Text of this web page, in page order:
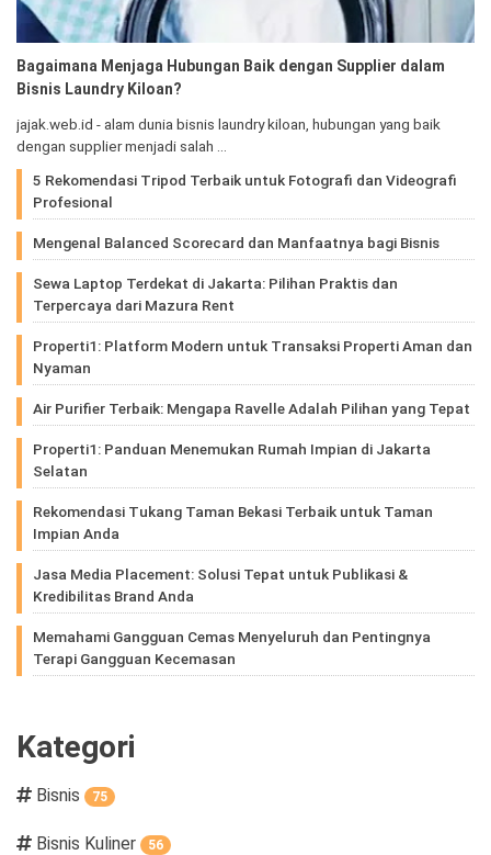
Bagaimana Menjaga Hubungan Baik dengan Supplier dalam
Bisnis Laundry Kiloan?
jajak.web.id - alam dunia bisnis laundry kiloan, hubungan yang baik
dengan supplier menjadi salah …
5 Rekomendasi Tripod Terbaik untuk Fotografi dan Videografi
Profesional
Mengenal Balanced Scorecard dan Manfaatnya bagi Bisnis
Sewa Laptop Terdekat di Jakarta: Pilihan Praktis dan
Terpercaya dari Mazura Rent
Properti1: Platform Modern untuk Transaksi Properti Aman dan
Nyaman
Air Purifier Terbaik: Mengapa Ravelle Adalah Pilihan yang Tepat
Properti1: Panduan Menemukan Rumah Impian di Jakarta
Selatan
Rekomendasi Tukang Taman Bekasi Terbaik untuk Taman
Impian Anda
Jasa Media Placement: Solusi Tepat untuk Publikasi &
Kredibilitas Brand Anda
Memahami Gangguan Cemas Menyeluruh dan Pentingnya
Terapi Gangguan Kecemasan
Kategori
Bisnis 75
Bisnis Kuliner 56